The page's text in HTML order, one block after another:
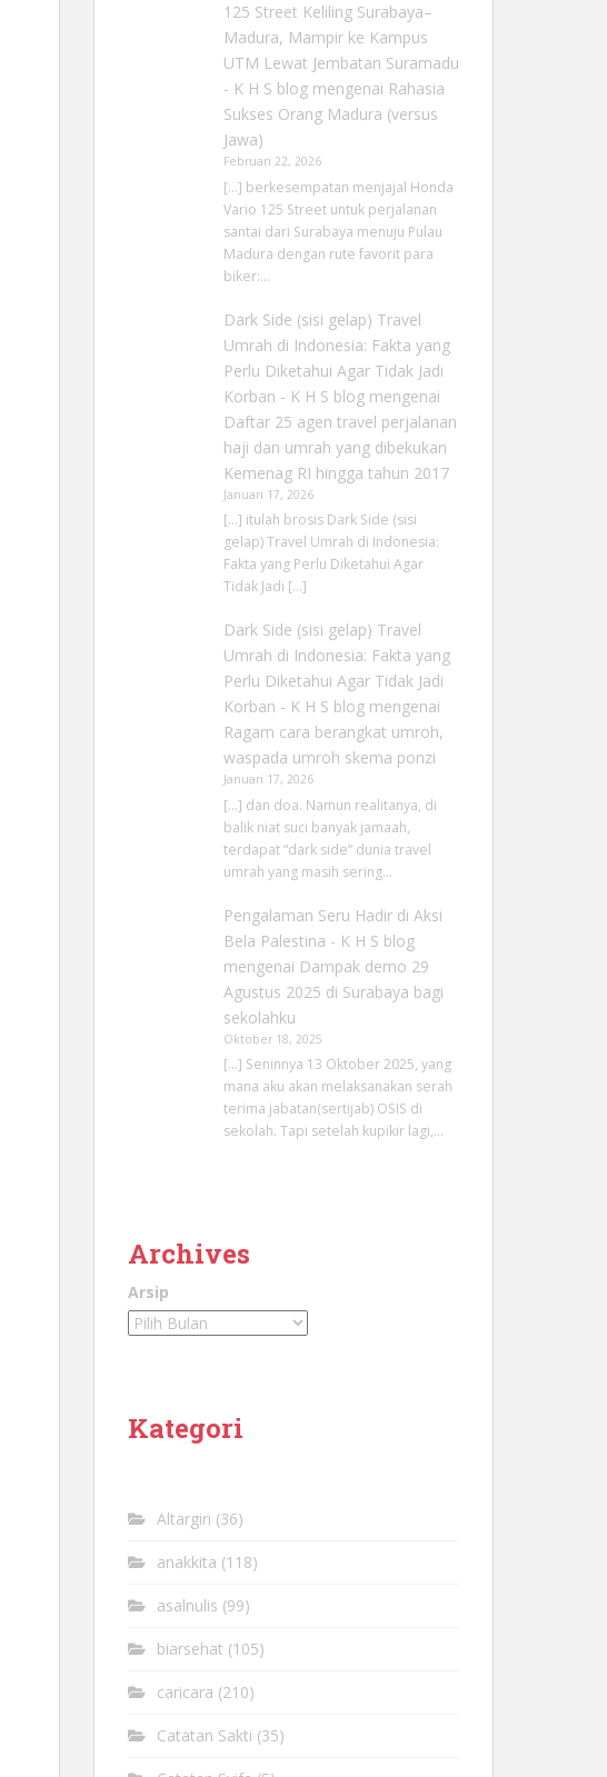
125 Street Keliling Surabaya–
Madura, Mampir ke Kampus
UTM Lewat Jembatan Suramadu
- K H S blogmengenai Rahasia
Sukses Orang Madura (versus
Jawa)
Februari 22, 2026
[…] berkesempatan menjajal Honda
Vario 125 Street untuk perjalanan
santai dari Surabaya menuju Pulau
Madura dengan rute favorit para
biker:…
Dark Side (sisi gelap) Travel
Umrah di Indonesia: Fakta yang
Perlu Diketahui Agar Tidak Jadi
Korban - K H S blogmengenai
Daftar 25 agen travel perjalanan
haji dan umrah yang dibekukan
Kemenag RI hingga tahun 2017
Januari 17, 2026
[…] itulah brosis Dark Side (sisi
gelap) Travel Umrah di Indonesia:
Fakta yang Perlu Diketahui Agar
Tidak Jadi […]
Dark Side (sisi gelap) Travel
Umrah di Indonesia: Fakta yang
Perlu Diketahui Agar Tidak Jadi
Korban - K H S blogmengenai
Ragam cara berangkat umroh,
waspada umroh skema ponzi
Januari 17, 2026
[…] dan doa. Namun realitanya, di
balik niat suci banyak jamaah,
terdapat “dark side” dunia travel
umrah yang masih sering…
Pengalaman Seru Hadir di Aksi
Bela Palestina - K H S blog
mengenai Dampak demo 29
Agustus 2025 di Surabaya bagi
sekolahku
Oktober 18, 2025
[…] Seninnya 13 Oktober 2025, yang
mana aku akan melaksanakan serah
terima jabatan(sertijab) OSIS di
sekolah. Tapi setelah kupikir lagi,…
Archives
Arsip
Kategori
Altargiri (36)
anakkita (118)
asalnulis (99)
biarsehat (105)
caricara (210)
Catatan Sakti (35)